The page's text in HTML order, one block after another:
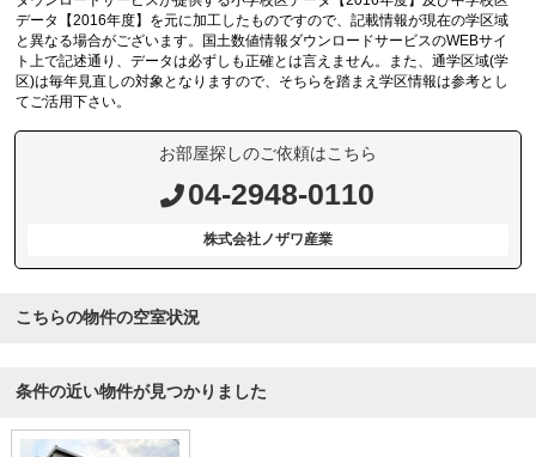
データ【2016年度】を元に加工したものですので、記載情報が現在の学区域
と異なる場合がございます。国土数値情報ダウンロードサービスのWEBサイ
ト上で記述通り、データは必ずしも正確とは言えません。また、通学区域(学
区)は毎年見直しの対象となりますので、そちらを踏まえ学区情報は参考とし
てご活用下さい。
お部屋探しのご依頼はこちら
04-2948-0110
株式会社ノザワ産業
こちらの物件の空室状況
条件の近い物件が見つかりました